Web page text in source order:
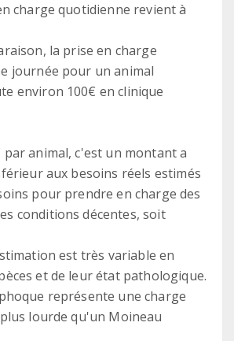
charge quotidienne revient à
la prise en charge
journée pour un animal
environ 100€ en clinique
par animal, c'est un montant a
aux besoins réels estimés
pour prendre en charge des
conditions décentes, soit
est très variable en
et de leur état pathologique.
représente une charge
lourde qu'un Moineau